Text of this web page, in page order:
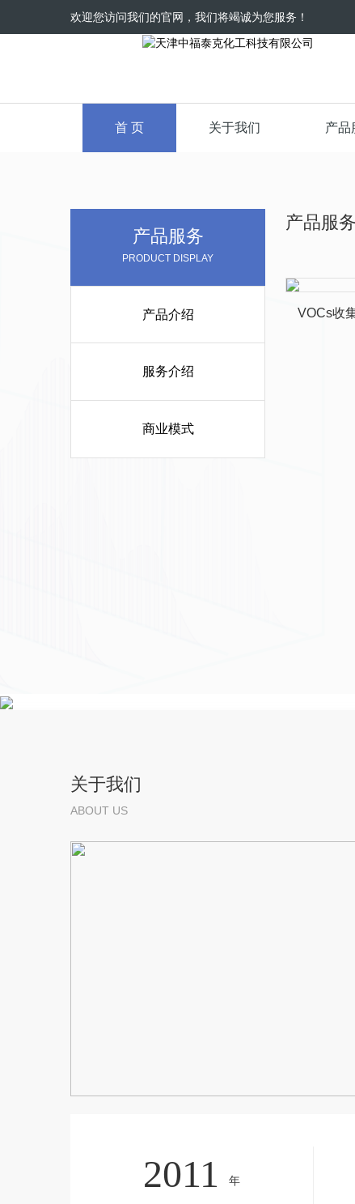
欢迎您访问我们的官网，我们将竭诚为您服务！
首 页 关于我们 产品
产品服务
PRODUCT DISPLAY
产品介绍
服务介绍
商业模式
产品服务
VOCs收
关于我们
ABOUT US
2011 年